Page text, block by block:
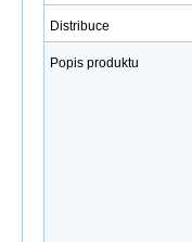
Distribuce
Popis produktu